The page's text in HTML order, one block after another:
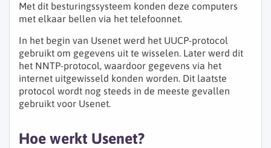
Met dit besturingssysteem konden deze computers
met elkaar bellen via het telefoonnet.
In het begin van Usenet werd het UUCP-protocol
gebruikt om gegevens uit te wisselen. Later werd dit
het NNTP-protocol, waardoor gegevens via het
internet uitgewisseld konden worden. Dit laatste
protocol wordt nog steeds in de meeste gevallen
gebruikt voor Usenet.
Hoe werkt Usenet?